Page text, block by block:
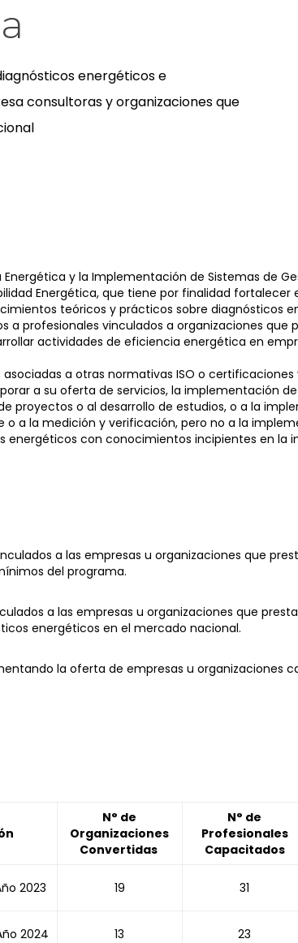
energéticos e
consultoras y organizaciones que
Energética y la Implementación de Sistemas de
Energética, que tiene por finalidad
teóricos y prácticos sobre diagnósticos
a profesionales vinculados a organizaciones que
actividades de eficiencia energética en
a otras normativas ISO o
a su oferta de servicios, la implementación de
proyectos o al desarrollo de estudios, o a la
a la medición y verificación, pero no a la
con conocimientos incipientes en la
a las empresas u organizaciones que
del programa.
a las empresas u organizaciones que
energéticos en el mercado nacional.
la oferta de empresas u organizaciones
N° de
Organizaciones
Convertidas
N° de
Profesionales
Capacitados
2023 19 31
2024 13 23